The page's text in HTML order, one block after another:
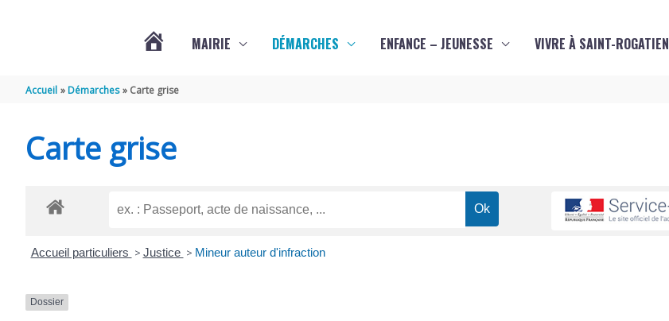
ROGATIEN
MAIRIE DÉMARCHES ENFANCE – JEUNESSE VIVRE À SAINT-ROGATIEN
Accueil Démarches Carte grise
Carte grise
Accueil particuliers > Justice > Mineur auteur d'infraction
Dossier